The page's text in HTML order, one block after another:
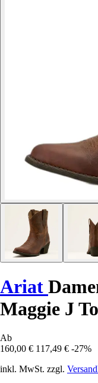
Ariat
Maggie J
Ab
160,00 € 117,49 € -27%
inkl. MwSt. zzgl.